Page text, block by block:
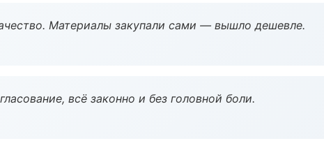
Материалы закупали сами — вышло дешевле.
всё законно и без головной боли.